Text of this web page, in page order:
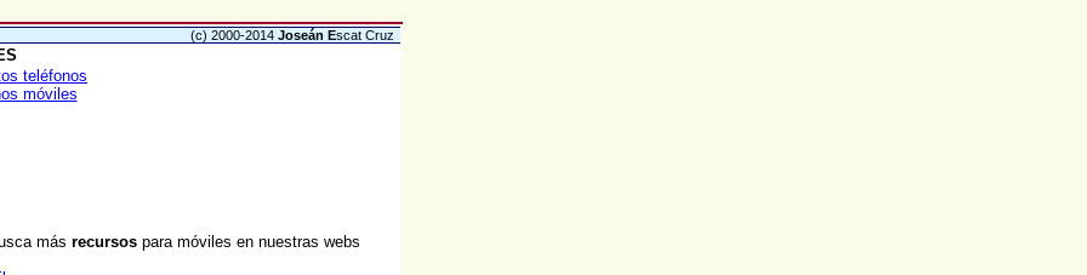
(c) 2000-2014 Joseán Escat Cruz
teléfonos
móviles
más recursos para móviles en nuestras webs